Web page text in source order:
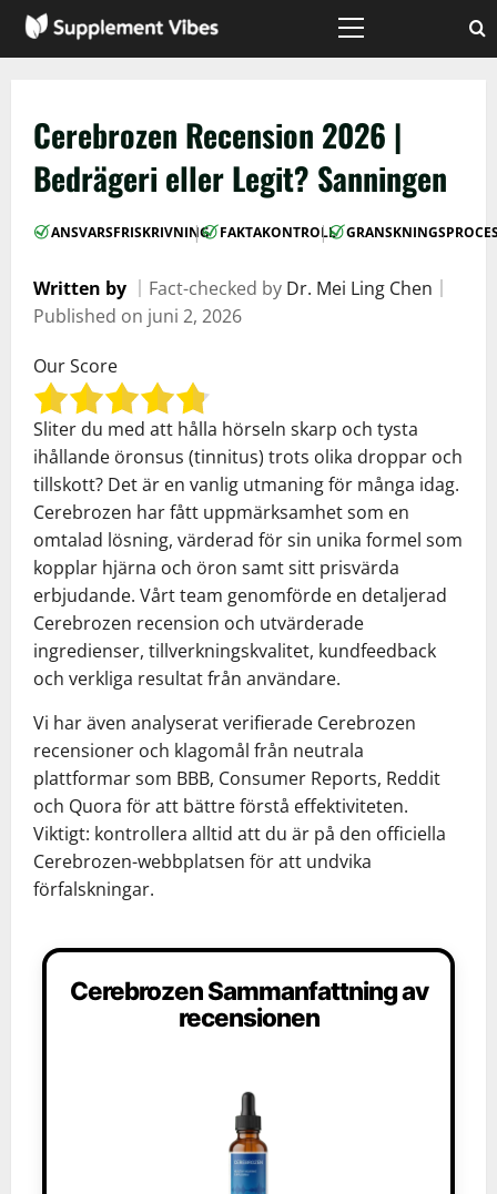
Skip
Primary
Cerebrozen Recension 2026 |
Bedrägeri eller Legit? Sanningen
ANSVARSFRISKRIVNING
| FAKTAKONTROLL
|
Written by Fact-checked by Dr. Mei Ling Chen
Published on juni 2, 2026
Our Score
Sliter du med att hålla hörseln skarp och tysta
ihållande öronsus (tinnitus) trots olika droppar och
tillskott? Det är en vanlig utmaning för många idag.
Cerebrozen har fått uppmärksamhet som en
omtalad lösning, värderad för sin unika formel som
kopplar hjärna och öron samt sitt prisvärda
erbjudande. Vårt team genomförde en detaljerad
Cerebrozen recension och utvärderade
ingredienser, tillverkningskvalitet, kundfeedback
och verkliga resultat från användare.
Vi har även analyserat verifierade Cerebrozen
recensioner och klagomål från neutrala
plattformar som BBB, Consumer Reports, Reddit
och Quora för att bättre förstå effektiviteten.
Viktigt: kontrollera alltid att du är på den officiella
Cerebrozen-webbplatsen för att undvika
förfalskningar.
Cerebrozen Sammanfattning av
recensionen